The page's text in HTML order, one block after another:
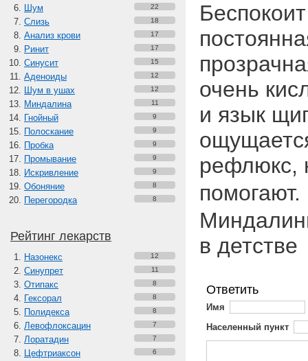
Шум 22
Слизь 18
Анализ крови 17
Ринит 17
Синусит 15
Аденоиды 12
Шум в ушах 12
Миндалина 11
Гнойный 9
Полоскание 9
Пробка 9
Промывание 9
Искривление 9
Обоняние 8
Перегородка 8
Рейтинг лекарств
Назонекс 12
Синупрет 11
Отипакс 8
Гексорал 8
Полидекса 8
Левофлоксацин 7
Лоратадин 7
Цефтриаксон 6
очень
и язык
рефлюкс,
в детстве
Ответить
Имя
Населенный пункт